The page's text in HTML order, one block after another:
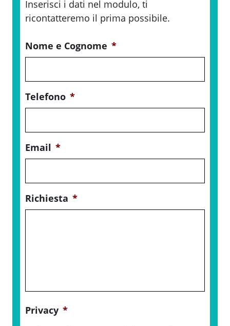
Inserisci i dati nel modulo, ti
ricontatteremo il prima possibile.
Nome e Cognome *
Telefono *
Email *
Richiesta *
Privacy *